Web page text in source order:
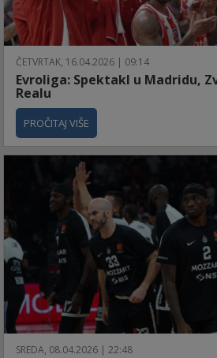
ČETVRTAK, 16.04.2026 | 09:14
Evroliga: Spektakl u Madridu,
Realu
PROČITAJ VIŠE
SREDA, 08.04.2026 | 22:48